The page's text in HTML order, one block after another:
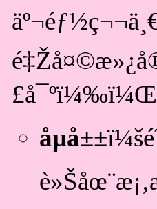
åµå±±